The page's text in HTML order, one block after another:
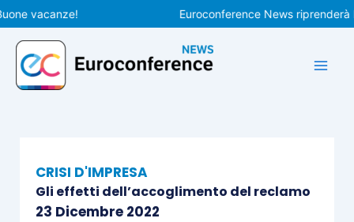
Vai
al
contenuto
vacanze! Euroconference News riprenderà le
CRISI D'IMPRESA
Gli effetti dell’accoglimento del reclamo
23 Dicembre 2022